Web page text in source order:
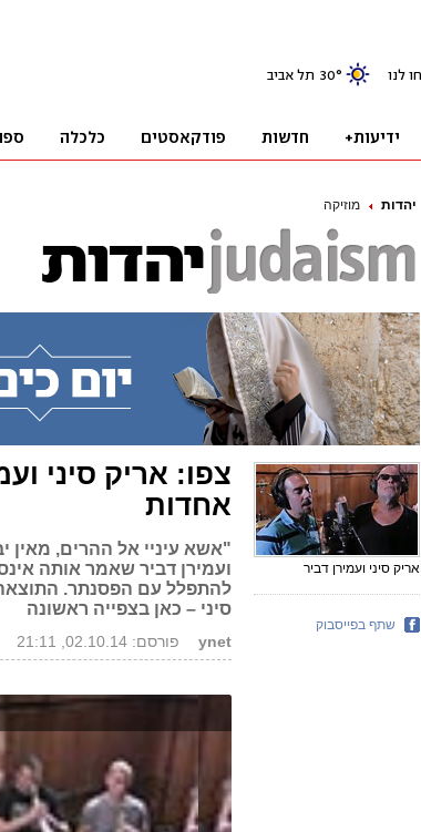
יהדות מוזיקה
צפו: אריק סיני
אחדות
"אשא עיניי אל ההרים, מאין
ועמירן דביר שאמר אותה
להתפלל עם הפסנתר.
סיני – כאן בצפייה ראשונה
ynet פורסם: 02.10.14, 21:11
אריק סיני ועמירן דביר
שתף בפייסבוק